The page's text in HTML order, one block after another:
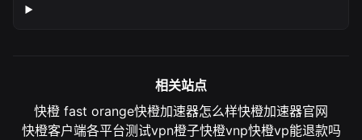
相关站点
快橙 fast orange快橙加速器怎么样快橙加速器官网
快橙客户端各平台测试vpn橙子快橙vnp快橙vp能退款吗